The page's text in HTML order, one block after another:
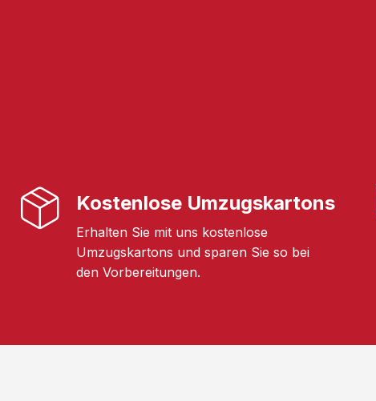
Kostenlose Umzugskartons
Erhalten Sie mit uns kostenlose
Umzugskartons und sparen Sie so bei
den Vorbereitungen.